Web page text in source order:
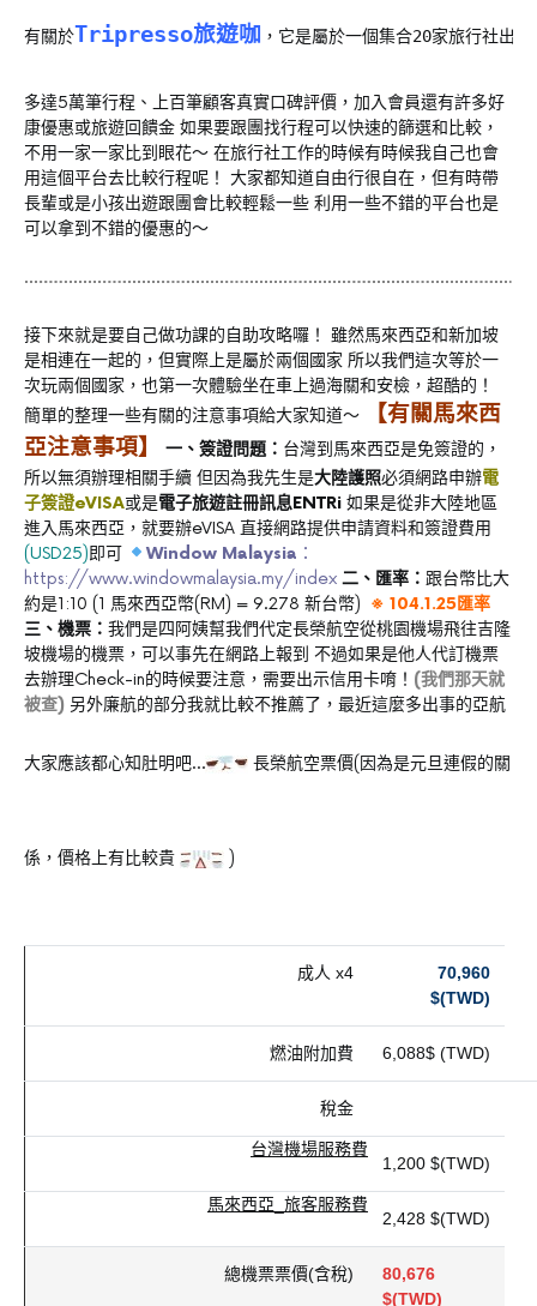
有關於Tripresso旅遊咖 ，它是屬於一個集合20家旅行社出
多達5萬筆行程、上百筆顧客真實口碑評價，加入會員還有許多好
康優惠或旅遊回饋金 如果要跟團找行程可以快速的篩選和比較，
不用一家一家比到眼花～ 在旅行社工作的時候有時候我自己也會
用這個平台去比較行程呢！ 大家都知道自由行很自在，但有時帶
長輩或是小孩出遊跟團會比較輕鬆一些 利用一些不錯的平台也是
可以拿到不錯的優惠的～
接下來就是要自己做功課的自助攻略囉！ 雖然馬來西亞和新加坡
是相連在一起的，但實際上是屬於兩個國家 所以我們這次等於一
次玩兩個國家，也第一次體驗坐在車上過海關和安檢，超酷的！
簡單的整理一些有關的注意事項給大家知道～
【有關馬來西
亞注意事項】
一、簽證問題： 台灣到馬來西亞是免簽證的，
所以無須辦理相關手續 但因為我先生是大陸護照必須網路申辦電
子簽證eVISA或是電子旅遊註冊訊息ENTRi 如果是從非大陸地區
進入馬來西亞，就要辦eVISA 直接網路提供申請資料和簽證費用
(USD25)即可 Window Malaysia ：
https://www.windowmalaysia.my/index 二、匯率： 跟台幣比大
約是1:10 (1 馬來西亞幣(RM) = 9.278 新台幣) ※ 104.1.25匯率
三、機票： 我們是四阿姨幫我們代定長榮航空從桃園機場飛往吉隆
坡機場的機票，可以事先在網路上報到 不過如果是他人代訂機票
去辦理Check-in的時候要注意，需要出示信用卡唷！ (我們那天就
被查) 另外廉航的部分我就比較不推薦了，最近這麼多出事的亞航
大家應該都心知肚明吧… 長榮航空票價(因為是元旦連假的關
係，價格上有比較貴 )
成人 x4
70,960
$(TWD)
燃油附加費 6,088$ (TWD)
稅金
台灣機場服務費
1,200 $(TWD)
馬來西亞_旅客服務費
2,428 $(TWD)
總機票票價(含稅)
80,676
$(TWD)